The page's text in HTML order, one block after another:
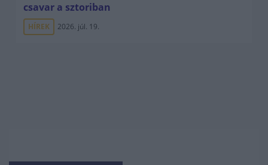
csavar a sztoriban
HÍREK 2026. júl. 19.